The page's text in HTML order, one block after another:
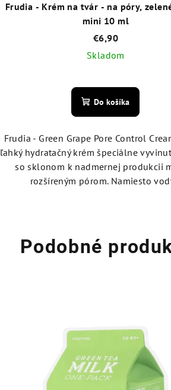
Frudia - Krém na tvár - na póry,
mini 10 ml
€6,90
Skladom
hodnotenie
produktu
je
5,0
hviezdičiek.
Do košíka
Frudia - Green Grape Pore Control
ľahký hydratačný krém špeciálne
so sklonom k nadmernej produkcii
rozšíreným pórom. Namiesto
Podobné